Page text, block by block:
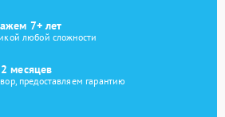
7+ лет
любой сложности
месяцев
предоставляем гарантию